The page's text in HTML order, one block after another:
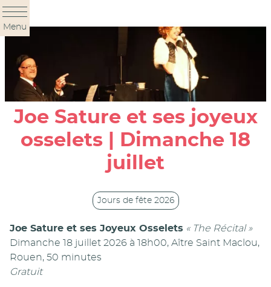
Panneau de gestion des cookies
Menu
Joe Sature et ses joyeux
osselets | Dimanche 18
juillet
Jours de fête 2026
Joe Sature et ses Joyeux Osselets « The Récital »
Dimanche 18 juillet 2026 à 18h00, Aître Saint Maclou,
Rouen, 50 minutes
Gratuit